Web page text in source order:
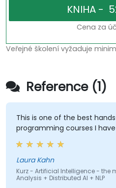
Cena za
Veřejné školení vyžaduje
Reference (1)
This is one of the best
programming courses I
Laura Kahn
Kurz - Artificial Intelligence - the
Analysis + Distributed AI + NLP